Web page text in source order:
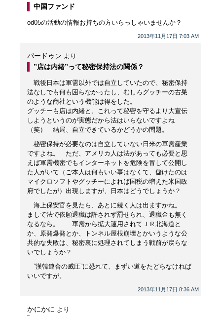
2013年11月17日 7:03 AM
中国ファンド
od05の活動の情報お持ちの方いらっしゃいませんか？
パードゥン より
2013年11月17日 8:36 AM
”店は内緒”って秘密保持法の関係？
戦後日本は軍需以外では自立していたので、秘密保持
法なしでも何も困らなかったし、むしろグッチーの古巣
のような商社という機能は得をした。
グッチーも店は内緒と、これって秘密を守るより大宣伝
しようというのが実態だから法はいらないですよね
（笑） 結局、自立できているかどうかの問題。
秘密保持が必要なのは自立していない日米の軍需産業
ですよね。 ただ、アメリカ人は法があっても必要と思
えば軍需機密でもインターネットを危険を冒して公開し
た人がいて（ご本人は何もいい事はなくて、儲けたのは
マイクロソフトやグッチーによれば国税の増えた米国政
府でしたが）出現しますが、日本はどうでしょうか？
海上保安官を見たら、あとに続く人は出ますかね。
まして法で依願退職は許されず罰せられ、退職金も無く
なるなら。 軍需から拡大運用されてＪＲ北海道と
か、原発爆発とか、トンネル屋根崩壊とかいうような公
共的な失敗は、秘密裏に処理されてしまう戦前が戻らな
いでしょうか？
”漢韓連合の威圧”に恐れて、まずい道をたどらなければ
いいですが。
かにかに より